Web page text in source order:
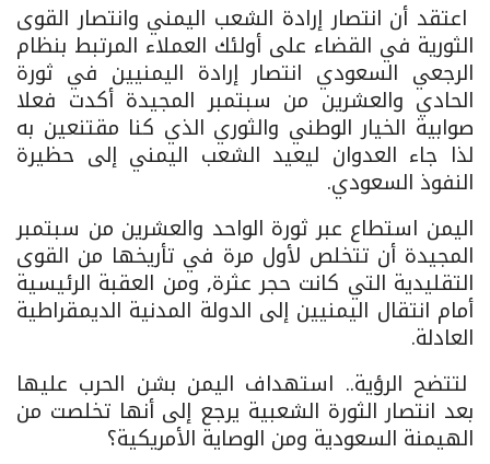
اعتقد أن انتصار إرادة الشعب اليمني وانتصار القوى
الثورية في القضاء على أولئك العملاء المرتبط بنظام
الرجعي السعودي انتصار إرادة اليمنيين في ثورة
الحادي والعشرين من سبتمبر المجيدة أكدت فعلا
صوابية الخيار الوطني والثوري الذي كنا مقتنعين به
لذا جاء العدوان ليعيد الشعب اليمني إلى حظيرة
النفوذ السعودي.
اليمن استطاع عبر ثورة الواحد والعشرين من سبتمبر
المجيدة أن تتخلص لأول مرة في تأريخها من القوى
التقليدية التي كانت حجر عثرة, ومن العقبة الرئيسية
أمام انتقال اليمنيين إلى الدولة المدنية الديمقراطية
العادلة.
لتتضح الرؤية.. استهداف اليمن بشن الحرب عليها
بعد انتصار الثورة الشعبية يرجع إلى أنها تخلصت من
الهيمنة السعودية ومن الوصاية الأمريكية؟